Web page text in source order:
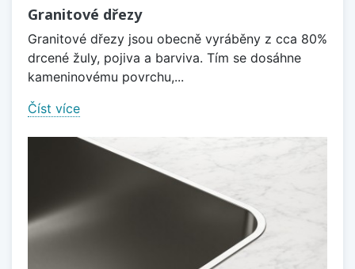
Granitové dřezy
Granitové dřezy jsou obecně vyráběny z cca 80%
drcené žuly, pojiva a barviva. Tím se dosáhne
kameninovému povrchu,...
Číst více